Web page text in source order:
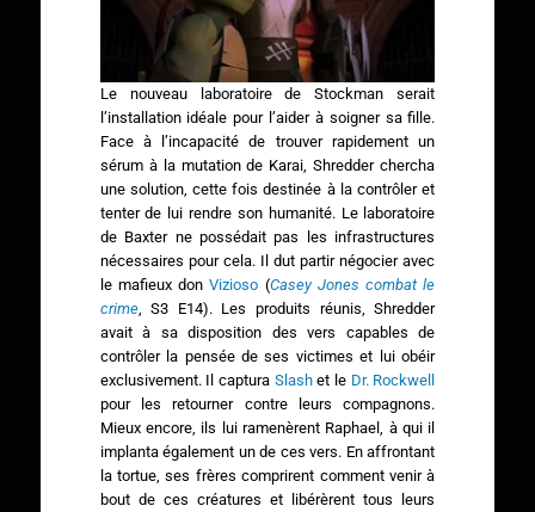
Le nouveau laboratoire de Stockman serait
l’installation idéale pour l’aider à soigner sa fille.
Face à l’incapacité de trouver rapidement un
sérum à la mutation de Karai, Shredder chercha
une solution, cette fois destinée à la contrôler et
tenter de lui rendre son humanité. Le laboratoire
de Baxter ne possédait pas les infrastructures
nécessaires pour cela. Il dut partir négocier avec
le mafieux donVizioso (Casey Jones combat le
crime, S3 E14). Les produits réunis, Shredder
avait à sa disposition des vers capables de
contrôler la pensée de ses victimes et lui obéir
exclusivement. Il captura Slashet le Dr. Rockwell
pour les retourner contre leurs compagnons.
Mieux encore, ils lui ramenèrent Raphael, à qui il
implanta également un de ces vers. En affrontant
la tortue, ses frères comprirent comment venir à
bout de ces créatures et libérèrent tous leurs